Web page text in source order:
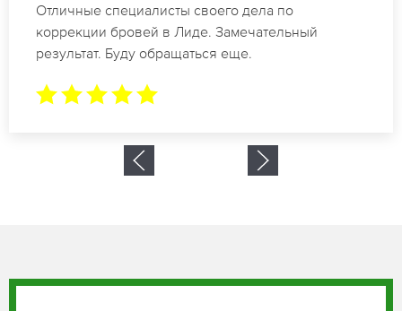
Спасибо огромное. Заказывала татуаж на свадьбу
в Лиде. За 2 часа все было сделано.